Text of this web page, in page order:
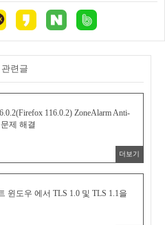
련글
116.0.2) ZoneAlarm Anti-
제 해결
더보기
윈도우 에서 TLS 1.0 및 TLS 1.1을